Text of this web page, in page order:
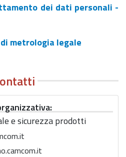
dei dati personali -
metrologia legale
e sicurezza prodotti